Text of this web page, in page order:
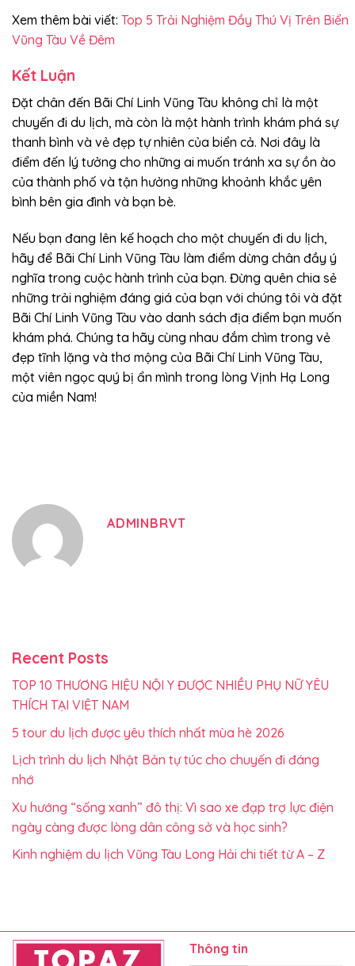
Xem thêm bài viết: Top 5 Trải Nghiệm Đầy Thú Vị Trên Biển
Vũng Tàu Về Đêm
Kết Luận
Đặt chân đến Bãi Chí Linh Vũng Tàu không chỉ là một
chuyến đi du lịch, mà còn là một hành trình khám phá sự
thanh bình và vẻ đẹp tự nhiên của biển cả. Nơi đây là
điểm đến lý tưởng cho những ai muốn tránh xa sự ồn ào
của thành phố và tận hưởng những khoảnh khắc yên
bình bên gia đình và bạn bè.
Nếu bạn đang lên kế hoạch cho một chuyến đi du lịch,
hãy để Bãi Chí Linh Vũng Tàu làm điểm dừng chân đầy ý
nghĩa trong cuộc hành trình của bạn. Đừng quên chia sẻ
những trải nghiệm đáng giá của bạn với chúng tôi và đặt
Bãi Chí Linh Vũng Tàu vào danh sách địa điểm bạn muốn
khám phá. Chúng ta hãy cùng nhau đắm chìm trong vẻ
đẹp tĩnh lặng và thơ mộng của Bãi Chí Linh Vũng Tàu,
một viên ngọc quý bị ẩn mình trong lòng Vịnh Hạ Long
của miền Nam!
ADMINBRVT
Recent Posts
TOP 10 THƯƠNG HIỆU NỘI Y ĐƯỢC NHIỀU PHỤ NỮ YÊU
THÍCH TẠI VIỆT NAM
5 tour du lịch được yêu thích nhất mùa hè 2026
Lịch trình du lịch Nhật Bản tự túc cho chuyến đi đáng
nhớ
Xu hướng “sống xanh” đô thị: Vì sao xe đạp trợ lực điện
ngày càng được lòng dân công sở và học sinh?
Kinh nghiệm du lịch Vũng Tàu Long Hải chi tiết từ A – Z
Thông tin